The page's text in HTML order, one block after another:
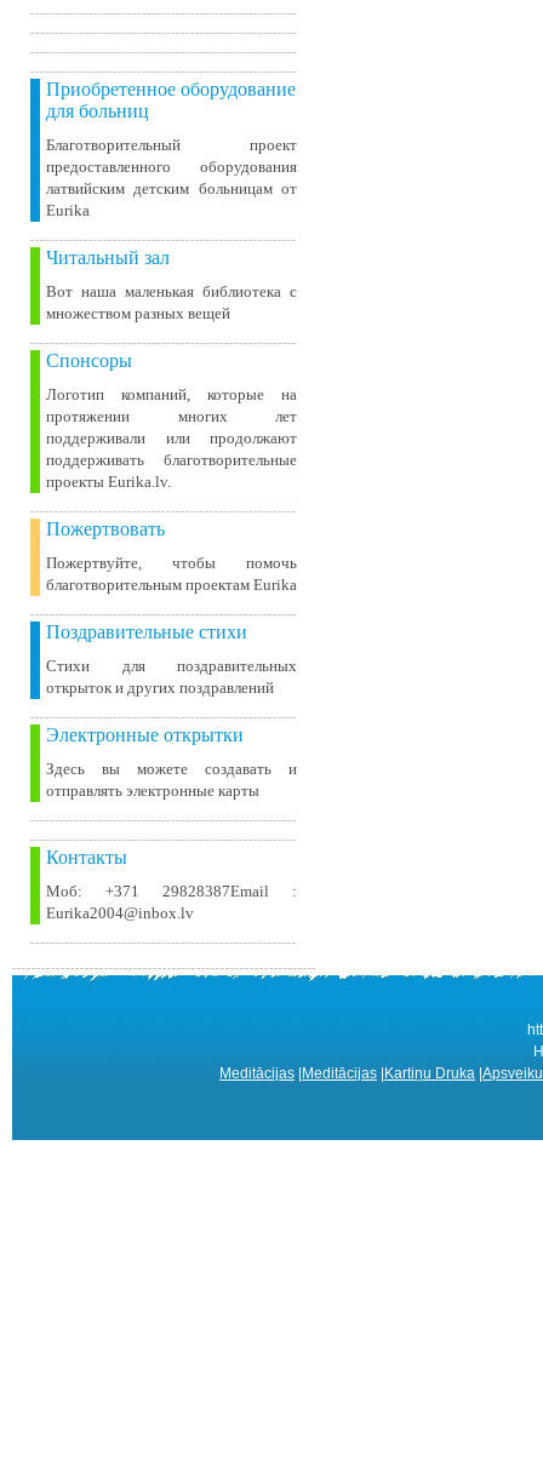
Приобретенное оборудование
для больниц
Благотворительный проект
предоставленного оборудования
латвийским детским больницам от
Eurika
Читальный зал
Вот наша маленькая библиотека c
множеством разных вещей
Спонсоры
Логотип компаний, которые на
протяжении многих лет
поддерживали или продолжают
поддерживать благотворительные
проекты Eurika.lv.
Пожертвовать
Пожертвуйте, чтобы помочь
благотворительным проектам Eurika
Поздравительные стихи
Стихи для поздравительных
открыток и других поздравлений
Электронные открытки
Здесь вы можете создавать и
отправлять электронные карты
Контакты
Моб: +371 29828387Email :
Eurika2004@inbox.lv
Meditācijas Meditācijas Kartiņu Druka